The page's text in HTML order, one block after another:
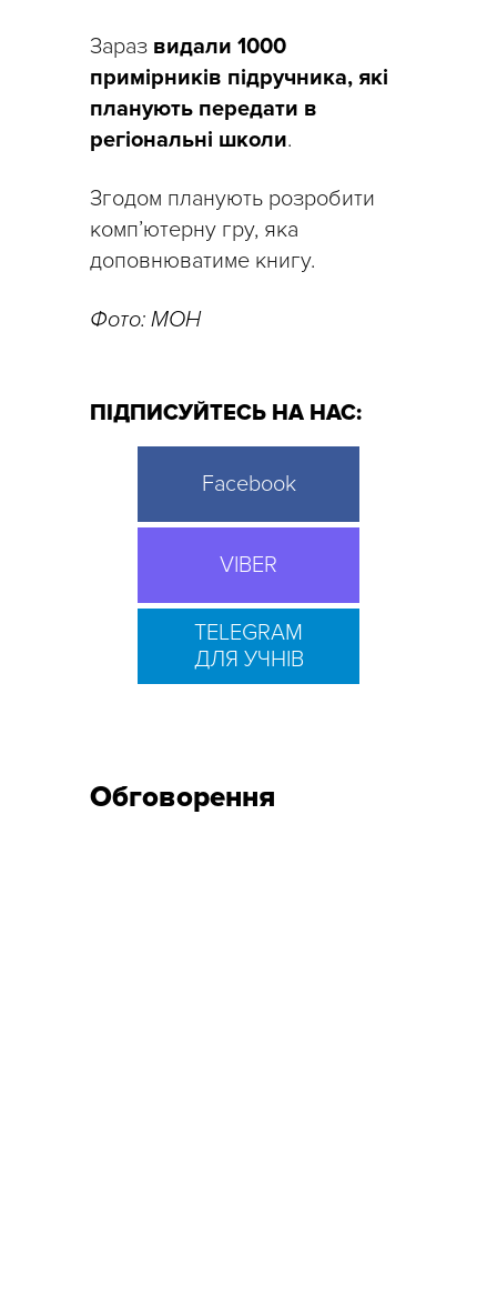
Зараз видали 1000
примірників підручника, які
планують передати в
регіональні школи.
Згодом планують розробити
комп’ютерну гру, яка
доповнюватиме книгу.
Фото: МОН
ПІДПИСУЙТЕСЬ НА НАС:
Facebook
VIBER
TELEGRAM
ДЛЯ УЧНІВ
Обговорення